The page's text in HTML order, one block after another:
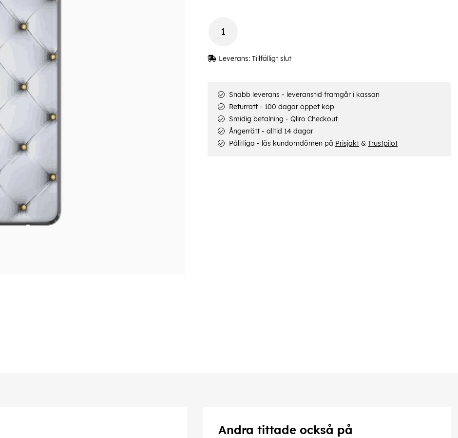
Leverans: Tillfälligt slut
Snabb leverans - leveranstid framgår i kassan
Returrätt - 100 dagar öppet köp
Smidig betalning - Qliro Checkout
Ångerrätt - alltid 14 dagar
Pålitliga - läs kundomdömen på Prisjakt& Trustpilot
Andra tittade också på